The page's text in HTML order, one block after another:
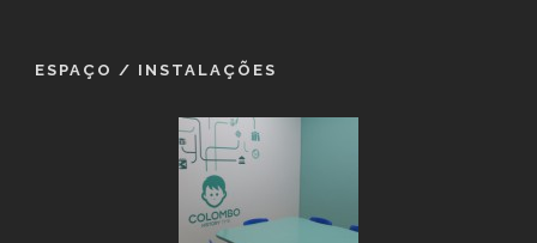
ESPAÇO / INSTALAÇÕES